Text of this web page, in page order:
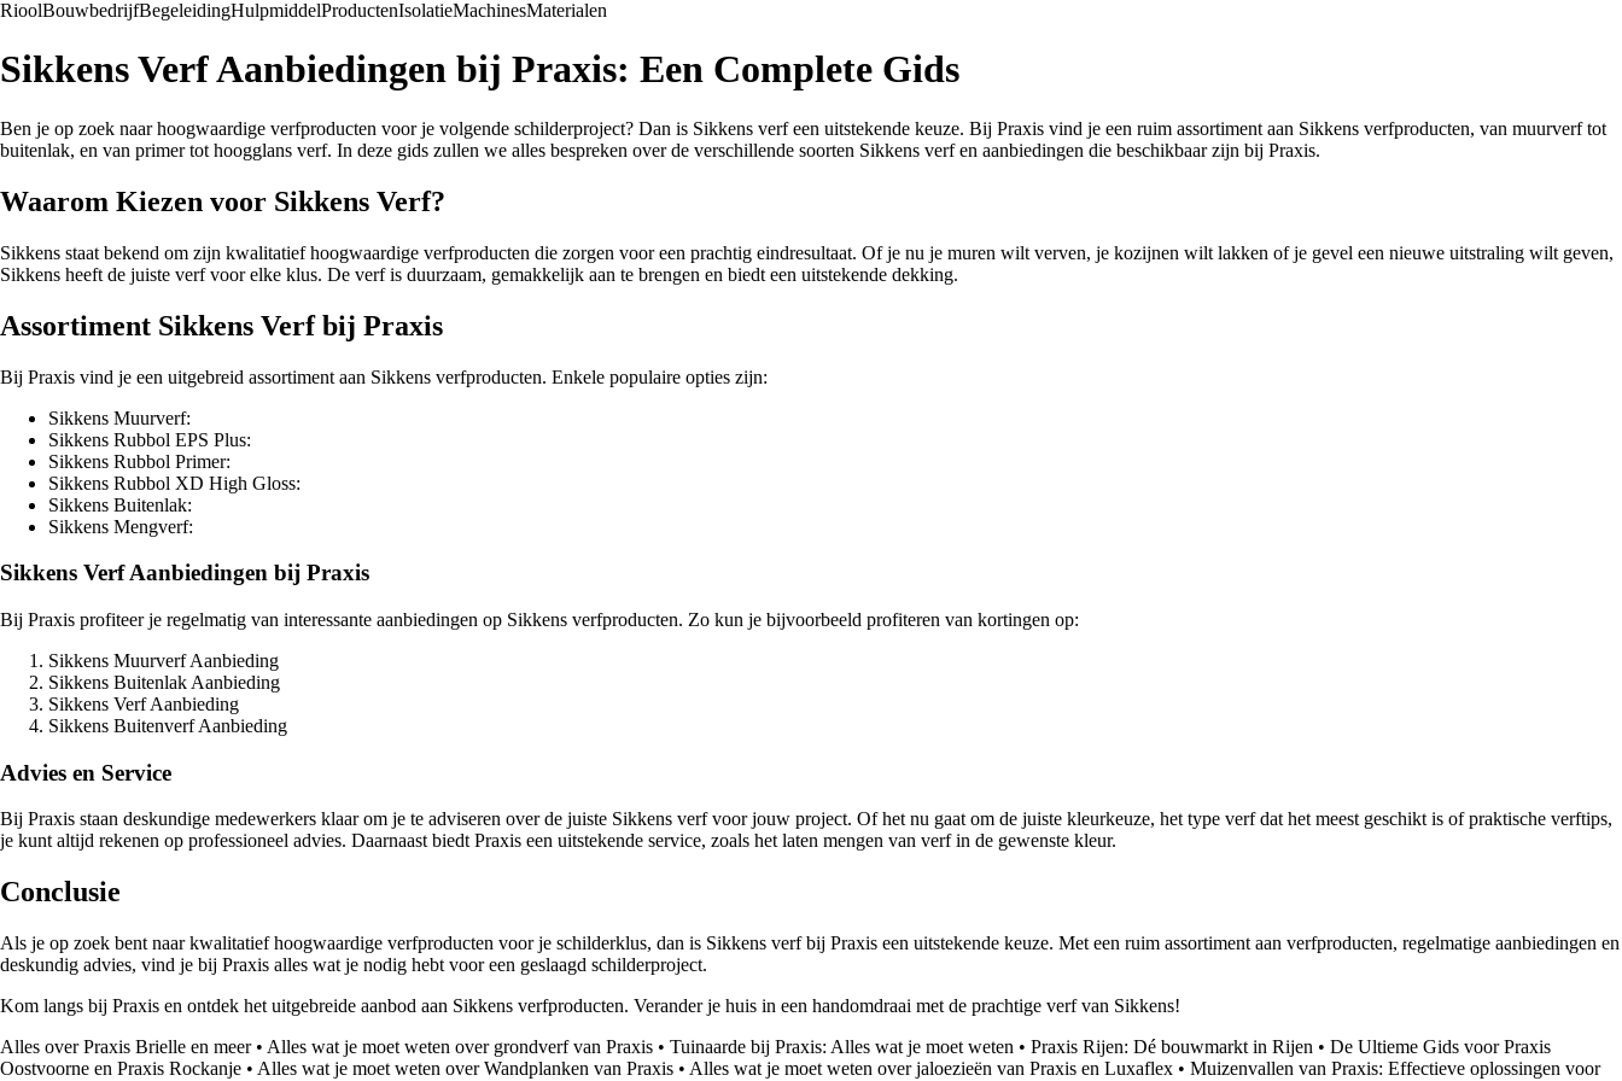
RioolBouwbedrijfBegeleidingHulpmiddelProductenIsolatieMachinesMaterialen
Sikkens Verf Aanbiedingen bij Praxis: Een Complete Gids
Ben je op zoek naar hoogwaardige verfproducten voor je volgende schilderproject? Dan is Sikkens verf een uitstekende keuze. Bij Praxis vind je een ruim assortiment aan Sikkens verfproducten, van muurverf tot
buitenlak, en van primer tot hoogglans verf. In deze gids zullen we alles bespreken over de verschillende soorten Sikkens verf en aanbiedingen die beschikbaar zijn bij Praxis.
Waarom Kiezen voor Sikkens Verf?
Sikkens staat bekend om zijn kwalitatief hoogwaardige verfproducten die zorgen voor een prachtig eindresultaat. Of je nu je muren wilt verven, je kozijnen wilt lakken of je gevel een nieuwe uitstraling wilt geven,
Sikkens heeft de juiste verf voor elke klus. De verf is duurzaam, gemakkelijk aan te brengen en biedt een uitstekende dekking.
Assortiment Sikkens Verf bij Praxis
Bij Praxis vind je een uitgebreid assortiment aan Sikkens verfproducten. Enkele populaire opties zijn:
Sikkens Muurverf:
Sikkens Rubbol EPS Plus:
Sikkens Rubbol Primer:
Sikkens Rubbol XD High Gloss:
Sikkens Buitenlak:
Sikkens Mengverf:
Sikkens Verf Aanbiedingen bij Praxis
Bij Praxis profiteer je regelmatig van interessante aanbiedingen op Sikkens verfproducten. Zo kun je bijvoorbeeld profiteren van kortingen op:
Sikkens Muurverf Aanbieding
Sikkens Buitenlak Aanbieding
Sikkens Verf Aanbieding
Sikkens Buitenverf Aanbieding
Advies en Service
Bij Praxis staan deskundige medewerkers klaar om je te adviseren over de juiste Sikkens verf voor jouw project. Of het nu gaat om de juiste kleurkeuze, het type verf dat het meest geschikt is of praktische verftips,
je kunt altijd rekenen op professioneel advies. Daarnaast biedt Praxis een uitstekende service, zoals het laten mengen van verf in de gewenste kleur.
Conclusie
Als je op zoek bent naar kwalitatief hoogwaardige verfproducten voor je schilderklus, dan is Sikkens verf bij Praxis een uitstekende keuze. Met een ruim assortiment aan verfproducten, regelmatige aanbiedingen en
deskundig advies, vind je bij Praxis alles wat je nodig hebt voor een geslaagd schilderproject.
Kom langs bij Praxis en ontdek het uitgebreide aanbod aan Sikkens verfproducten. Verander je huis in een handomdraai met de prachtige verf van Sikkens!
Alles over Praxis Brielle en meer• Alles wat je moet weten over grondverf van Praxis • Tuinaarde bij Praxis: Alles wat je moet weten • Praxis Rijen: Dé bouwmarkt in Rijen • De Ultieme Gids voor Praxis
Oostvoorne en Praxis Rockanje • Alles wat je moet weten over Wandplanken van Praxis • Alles wat je moet weten over jaloezieën van Praxis en Luxaflex • Muizenvallen van Praxis: Effectieve oplossingen voor